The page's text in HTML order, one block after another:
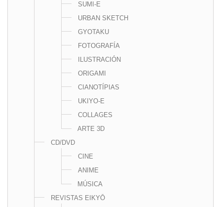
SUMI-E
URBAN SKETCH
GYOTAKU
FOTOGRAFÍA
ILUSTRACIÓN
ORIGAMI
CIANOTÍPIAS
UKIYO-E
COLLAGES
ARTE 3D
CD/DVD
CINE
ANIME
MÚSICA
REVISTAS EIKYŌ